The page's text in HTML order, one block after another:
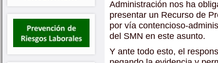
Administración nos ha
presentar un Recurso de
por vía contencioso-
del SMN en este asunto.
Y ante todo esto, el